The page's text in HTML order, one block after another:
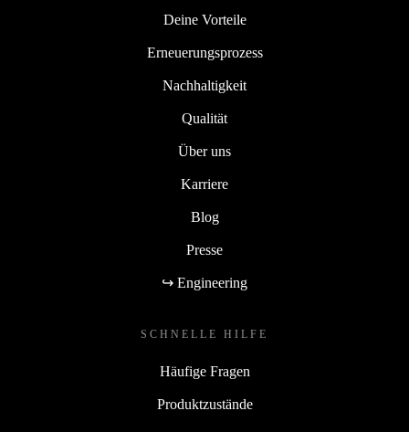
Deine Vorteile
Erneuerungsprozess
Nachhaltigkeit
Qualität
Über uns
Karriere
Blog
Presse
↪ Engineering
SCHNELLE HILFE
Häufige Fragen
Produktzustände